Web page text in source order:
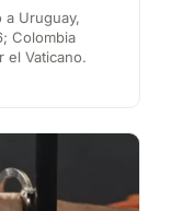
a Uruguay,
Colombia
el Vaticano.